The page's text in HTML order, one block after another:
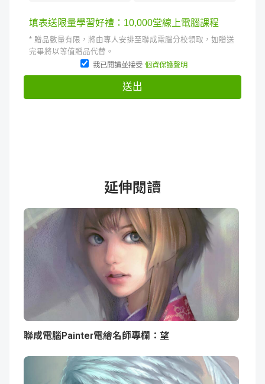
延伸閱讀
聯成電腦Painter電繪名師專欄：望